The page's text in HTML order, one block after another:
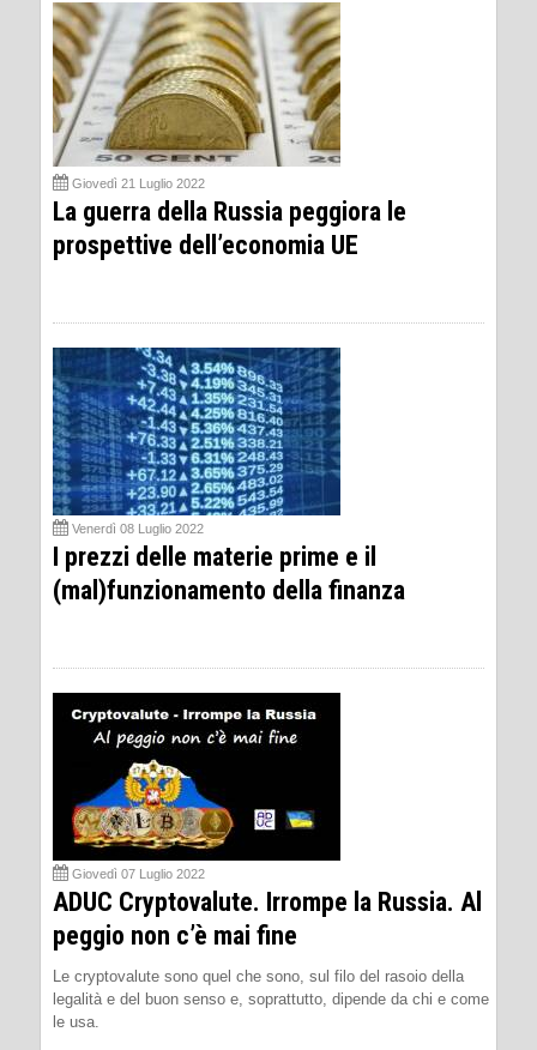
Giovedì 21 Luglio 2022
La guerra della Russia peggiora le
prospettive dell’economia UE
Venerdì 08 Luglio 2022
I prezzi delle materie prime e il
(mal)funzionamento della finanza
Giovedì 07 Luglio 2022
ADUC Cryptovalute. Irrompe la Russia. Al
peggio non c’è mai fine
Le cryptovalute sono quel che sono, sul filo del rasoio della
legalità e del buon senso e, soprattutto, dipende da chi e come
le usa.